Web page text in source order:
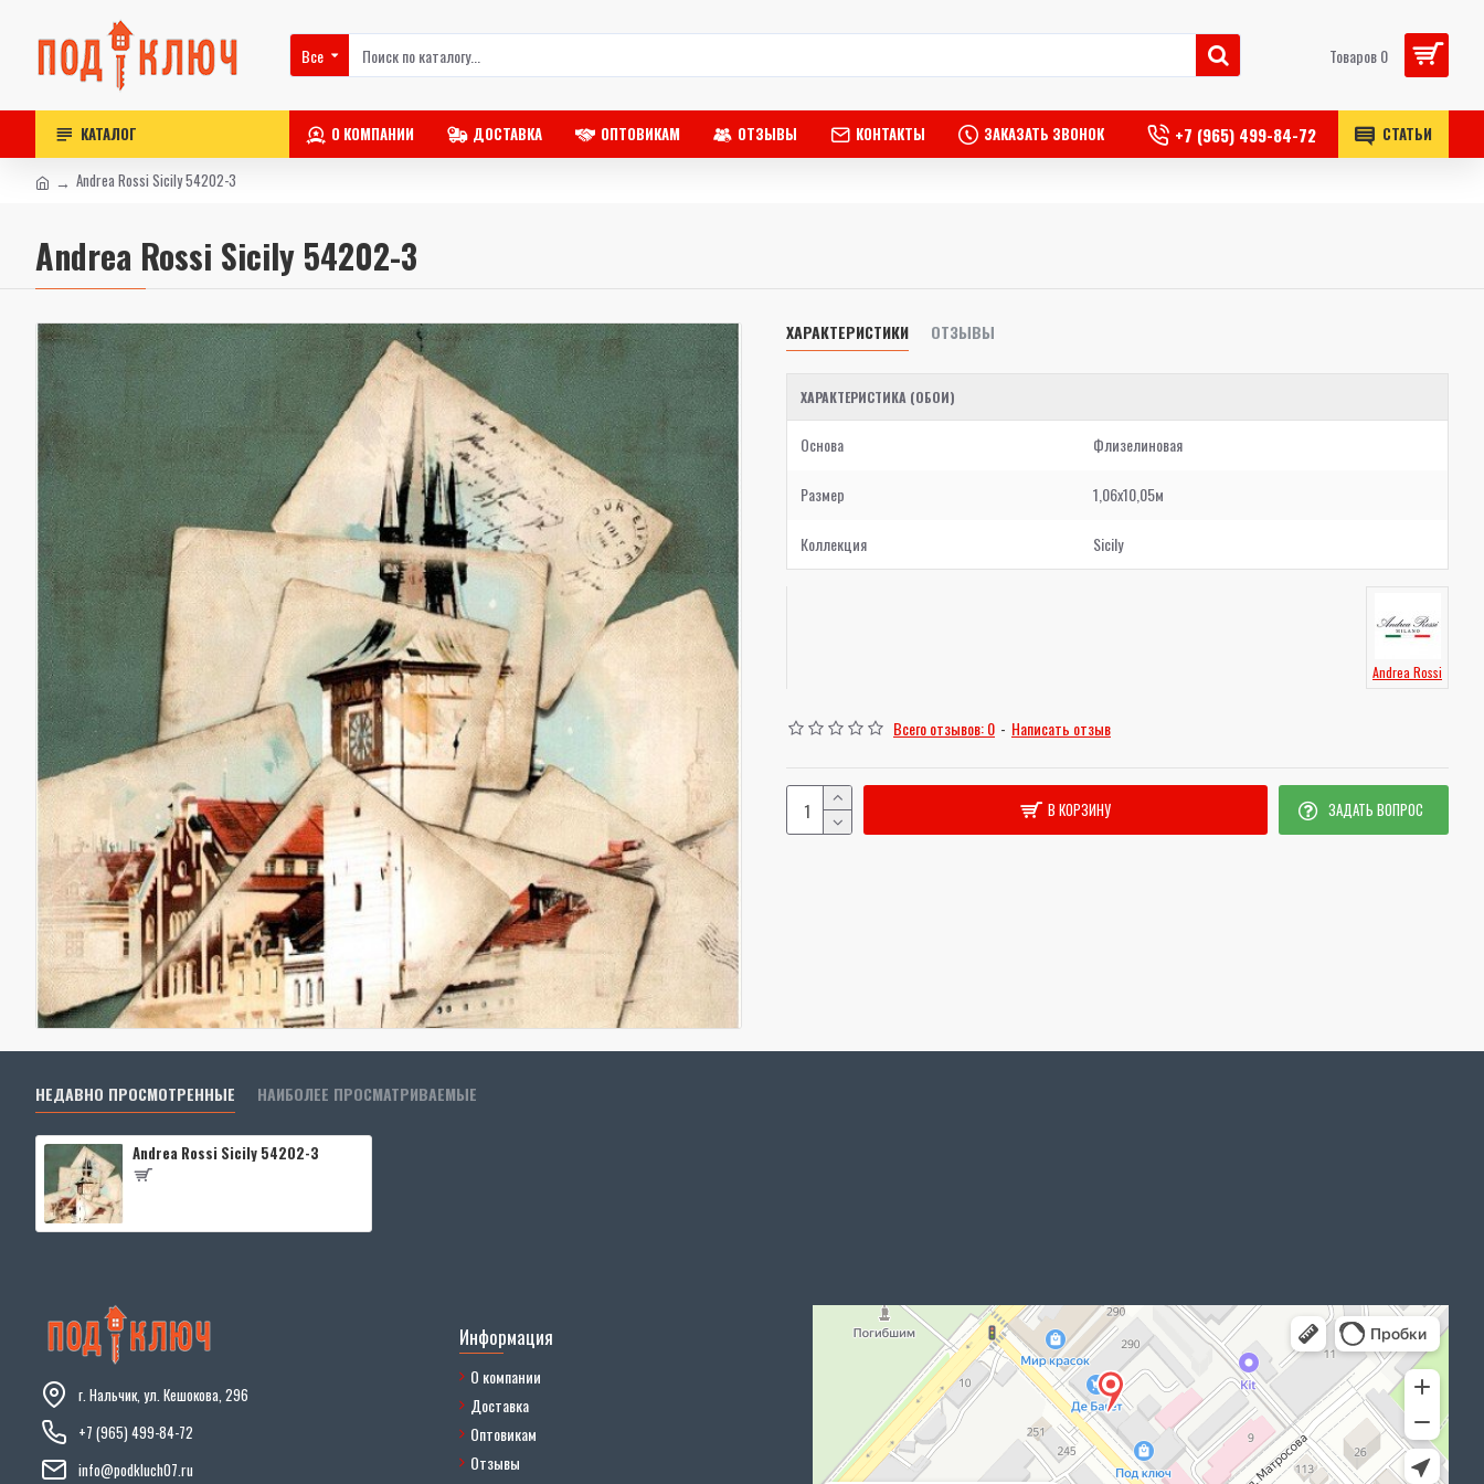
Все Товаров 0
КАТАЛОГ О КОМПАНИИ ДОСТАВКА ОПТОВИКАМ ОТЗЫВЫ КОНТАКТЫ ЗАКАЗАТЬ ЗВОНОК +7 (965) 499-84-72 СТАТЬИ
Andrea Rossi Sicily 54202-3
Andrea Rossi Sicily 54202-3
ХАРАКТЕРИСТИКИ ОТЗЫВЫ
ХАРАКТЕРИСТИКА (ОБОИ)
Основа Флизелиновая
Размер 1,06x10,05м
Коллекция Sicily
Andrea Rossi
Всего отзывов: 0 - Написать отзыв
В КОРЗИНУ ЗАДАТЬ ВОПРОС
НЕДАВНО ПРОСМОТРЕННЫЕ НАИБОЛЕЕ ПРОСМАТРИВАЕМЫЕ
Andrea Rossi Sicily 54202-3
г. Нальчик, ул. Кешокова, 296
+7 (965) 499-84-72
info@podkluch07.ru
Информация
О компании
Доставка
Оптовикам
Отзывы